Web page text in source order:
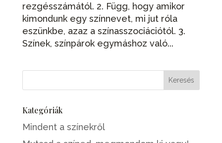
rezgésszámától. 2. Függ, hogy amikor
kimondunk egy színnevet, mi jut róla
eszünkbe, azaz a színasszociációtól. 3.
Színek, színpárok egymáshoz való...
Kategóriák
Mindent a színekről